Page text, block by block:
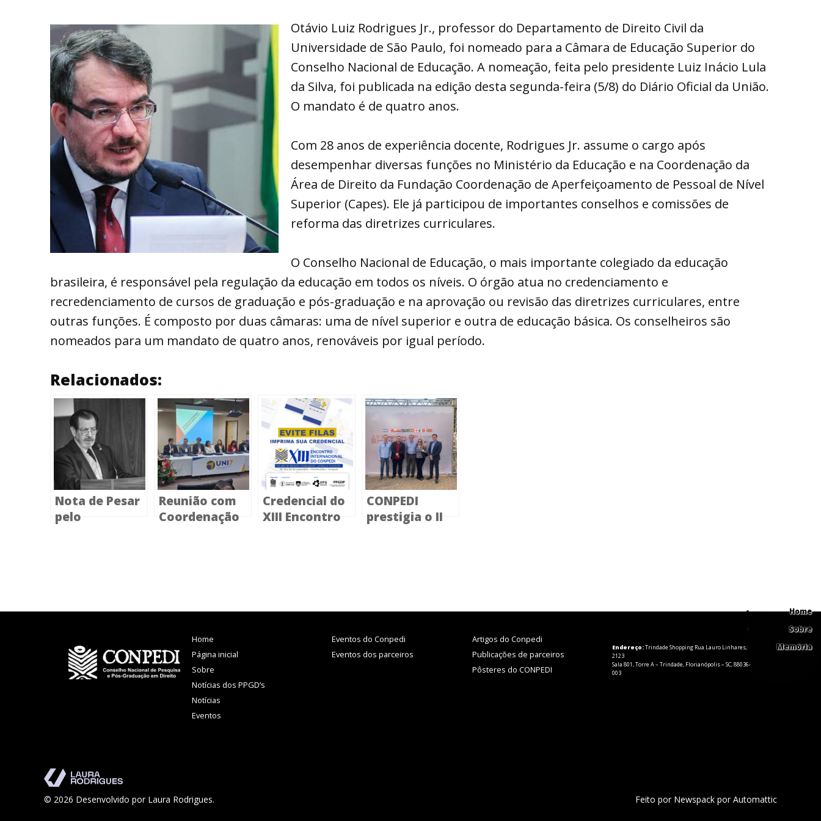
Otávio Luiz Rodrigues Jr., professor do Departamento de Direito Civil da
Universidade de São Paulo, foi nomeado para a Câmara de Educação Superior do
Conselho Nacional de Educação. A nomeação, feita pelo presidente Luiz Inácio Lula
da Silva, foi publicada na edição desta segunda-feira (5/8) do Diário Oficial da União.
O mandato é de quatro anos.
Com 28 anos de experiência docente, Rodrigues Jr. assume o cargo após
desempenhar diversas funções no Ministério da Educação e na Coordenação da
Área de Direito da Fundação Coordenação de Aperfeiçoamento de Pessoal de Nível
Superior (Capes). Ele já participou de importantes conselhos e comissões de
reforma das diretrizes curriculares.
O Conselho Nacional de Educação, o mais importante colegiado da educação
brasileira, é responsável pela regulação da educação em todos os níveis. O órgão atua no credenciamento e
recredenciamento de cursos de graduação e pós-graduação e na aprovação ou revisão das diretrizes curriculares, entre
outras funções. É composto por duas câmaras: uma de nível superior e outra de educação básica. Os conselheiros são
nomeados para um mandato de quatro anos, renováveis por igual período.
Relacionados:
Nota de Pesar
pelo
Reunião com
Coordenação
Fortaleza
Credencial do
XIII Encontro
CONPEDI
prestigia o II
Tecnologia e
Home
Sobre
Memória
Home
Página inicial
Sobre
Notícias dos PPGD’s
Notícias
Eventos
Eventos do Conpedi
Eventos dos parceiros
Artigos do Conpedi
Publicações de parceiros
Pôsteres do CONPEDI
Endereço:Trindade Shopping Rua Lauro Linhares,
2123
Sala 801, Torre A – Trindade, Florianópolis – SC, 88036-
003
© 2026 Desenvolvido por Laura Rodrigues. Feito por Newspack por Automattic